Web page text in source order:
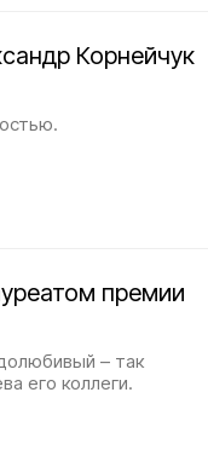
Корнейчук
премии
– так
его коллеги.